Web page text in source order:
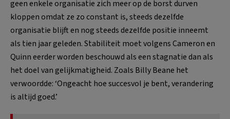
geen enkele organisatie zich meer op de borst durven
kloppen omdat ze zo constant is, steeds dezelfde
organisatie blijft en nog steeds dezelfde positie inneemt
als tien jaar geleden. Stabiliteit moet volgens Cameron en
Quinn eerder worden beschouwd als een stagnatie dan als
het doel van gelijkmatigheid. Zoals Billy Beane het
verwoordde: ‘Ongeacht hoe succesvol je bent, verandering
is altijd goed.’